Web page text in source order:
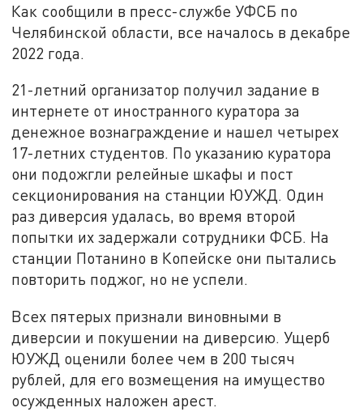
Как сообщили в пресс-службе УФСБ по
Челябинской области, все началось в декабре
2022 года.
21-летний организатор получил задание в
интернете от иностранного куратора за
денежное вознаграждение и нашел четырех
17-летних студентов. По указанию куратора
они подожгли релейные шкафы и пост
секционирования на станции ЮУЖД. Один
раз диверсия удалась, во время второй
попытки их задержали сотрудники ФСБ. На
станции Потанино в Копейске они пытались
повторить поджог, но не успели.
Всех пятерых признали виновными в
диверсии и покушении на диверсию. Ущерб
ЮУЖД оценили более чем в 200 тысяч
рублей, для его возмещения на имущество
осужденных наложен арест.